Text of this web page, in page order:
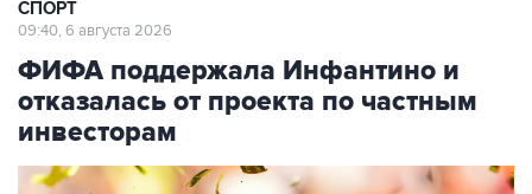
СПОРТ
09:40, 6 августа 2026
ФИФА поддержала Инфантино и
отказалась от проекта по частным
инвесторам